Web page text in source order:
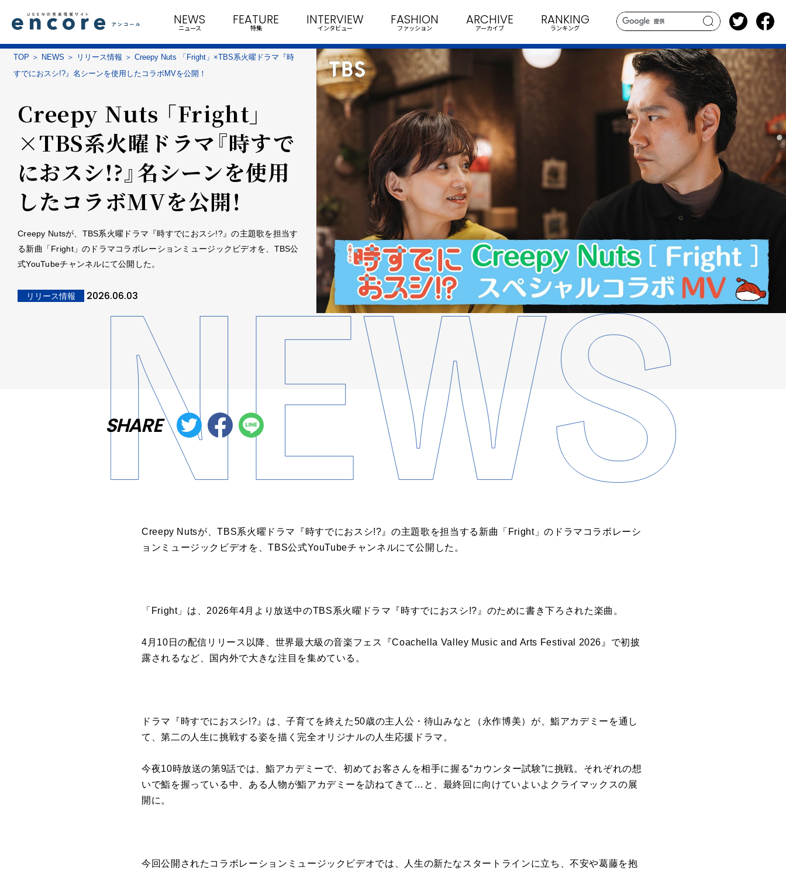
search
NEWS
ニュース
FEATURE
特集
INTERVIEW
インタビュー
FASHION
ファッション
ARCHIVE
アーカイブ
RANKING
ランキング
TOP NEWS リリース情報
Creepy Nuts 「Fright」×TBS系火曜ドラマ『時
すでにおスシ!?』名シーンを使用したコラボMVを公開！
Creepy Nuts 「Fright」
×TBS系火曜ドラマ『時すで
におスシ!?』名シーンを使用
したコラボMVを公開！
Creepy Nutsが、TBS系火曜ドラマ『時すでにおスシ!?』の主題歌を担当す
る新曲「Fright」のドラマコラボレーションミュージックビデオを、TBS公
式YouTubeチャンネルにて公開した。
リリース情報 2026.06.03
SHARE
Creepy Nutsが、TBS系火曜ドラマ『時すでにおスシ!?』の主題歌を担当する新曲「Fright」のドラマコラボレーシ
ョンミュージックビデオを、TBS公式YouTubeチャンネルにて公開した。
「Fright」は、2026年4月より放送中のTBS系火曜ドラマ『時すでにおスシ!?』のために書き下ろされた楽曲。
4月10日の配信リリース以降、世界最大級の音楽フェス『Coachella Valley Music and Arts Festival 2026』で初披
露されるなど、国内外で大きな注目を集めている。
ドラマ『時すでにおスシ!?』は、子育てを終えた50歳の主人公・待山みなと（永作博美）が、鮨アカデミーを通し
て、第二の人生に挑戦する姿を描く完全オリジナルの人生応援ドラマ。
今夜10時放送の第9話では、鮨アカデミーで、初めてお客さんを相手に握る“カウンター試験”に挑戦。それぞれの想
いで鮨を握っている中、ある人物が鮨アカデミーを訪ねてきて…と、最終回に向けていよいよクライマックスの展
開に。
今回公開されたコラボレーションミュージックビデオでは、人生の新たなスタートラインに立ち、不安や葛藤を抱